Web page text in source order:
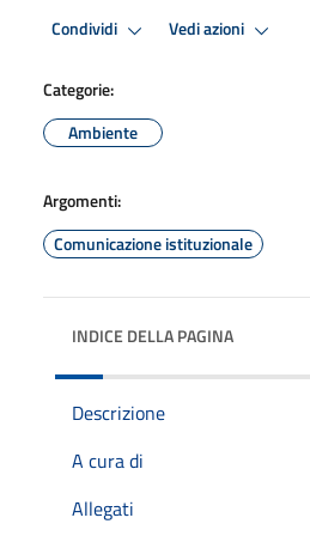
Condividi Vedi azioni
Categorie:
Ambiente
Argomenti:
Comunicazione istituzionale
INDICE DELLA PAGINA
Descrizione
A cura di
Allegati